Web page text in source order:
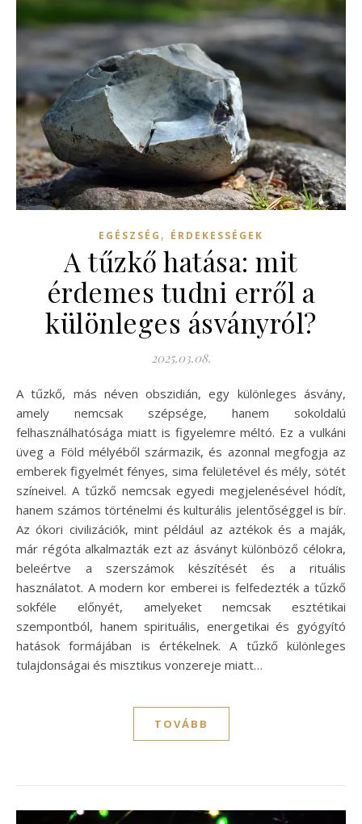
EGÉSZSÉG , ÉRDEKESSÉGEK
A tűzkő hatása: mit
érdemes tudni erről a
különleges ásványról?
2025.03.08.
A tűzkő, más néven obszidián, egy különleges ásvány,
amely nemcsak szépsége, hanem sokoldalú
felhasználhatósága miatt is figyelemre méltó. Ez a vulkáni
üveg a Föld mélyéből származik, és azonnal megfogja az
emberek figyelmét fényes, sima felületével és mély, sötét
színeivel. A tűzkő nemcsak egyedi megjelenésével hódít,
hanem számos történelmi és kulturális jelentőséggel is bír.
Az ókori civilizációk, mint például az aztékok és a maják,
már régóta alkalmazták ezt az ásványt különböző célokra,
beleértve a szerszámok készítését és a rituális
használatot. A modern kor emberei is felfedezték a tűzkő
sokféle előnyét, amelyeket nemcsak esztétikai
szempontból, hanem spirituális, energetikai és gyógyító
hatások formájában is értékelnek. A tűzkő különleges
tulajdonságai és misztikus vonzereje miatt…
TOVÁBB